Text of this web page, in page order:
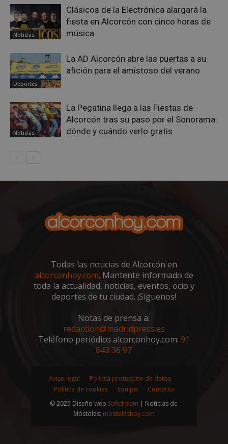
Noticias
Clásicos de la Electrónica alargará la
fiesta en Alcorcón con cinco horas de
música
Deportes
La AD Alcorcón abre las puertas a su
afición para el amistoso del verano
Noticias
La Pegatina llega a las Fiestas de
Alcorcón tras su paso por el Sonorama:
dónde y cuándo verlo gratis
Todas las noticias de Alcorcón en
alcorconhoy.com. Mantente informado de
toda la actualidad, noticias, eventos, ocio y
deportes de tu ciudad. ¡Síguenos!
Notas de prensa a:
redaccion@madridpress.es
Teléfono periódico alcorconhoy.com: 91
643 36 97
Aviso legal
Política protección de datos
Política de cookies
Equipo
Contacto
© 2025 Diseño web Softdream | Noticias de
Móstoles: mostoleshoy.com
sp_landing
Spotify Inc.
.spotify.com
minutos
.youtube.com
sp_t
Spotify Inc.
.spotify.com
.twitter.com